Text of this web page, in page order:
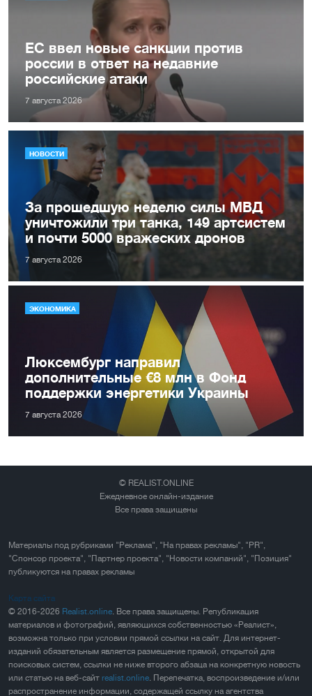
ЕС ввел новые санкции против
россии в ответ на недавние
российские атаки
7 августа 2026
НОВОСТИ
За прошедшую неделю силы МВД
уничтожили три танка, 149 артсистем
и почти 5000 вражеских дронов
7 августа 2026
ЭКОНОМИКА
Люксембург направил
дополнительные €8 млн в Фонд
поддержки энергетики Украины
7 августа 2026
© REALIST.ONLINE
Ежедневное онлайн-издание
Все права защищены
Материалы под рубриками "Реклама", "На правах рекламы", "PR",
"Спонсор проекта", "Партнер проекта", "Новости компаний", "Позиция"
публикуются на правах рекламы
Карта сайта
© 2016-2026 Realist.online. Все права защищены. Републикация
материалов и фотографий, являющихся собственностью «Реалист»,
возможна только при условии прямой ссылки на сайт. Для интернет-
изданий обязательным является размещение прямой, открытой для
поисковых систем, ссылки не ниже второго абзаца на конкретную новость
или статью на веб-сайт realist.online. Перепечатка, воспроизведение и/или
распространение информации, содержащей ссылку на агентства